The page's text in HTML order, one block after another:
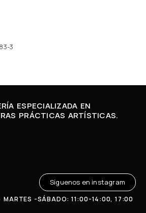
3
ESPECIALIZADA EN
PRÁCTICAS ARTÍSTICAS.
-SÁBADO: 11:00-14:00, 17:00
Síguenos en instagram